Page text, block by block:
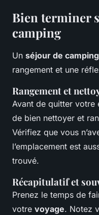
Bien terminer
camping
Un séjour de camping
rangement et une
Rangement et
Avant de quitter votre
de bien nettoyer et
Vérifiez que vous
l’emplacement est
trouvé.
Récapitulatif et
Prenez le temps de
votre voyage. Notez